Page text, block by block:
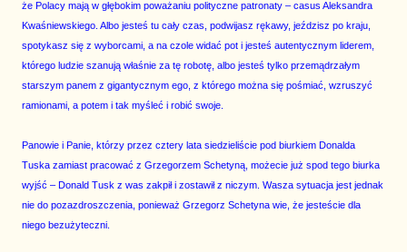
że Polacy mają w głębokim poważaniu polityczne patronaty – casus Aleksandra
Kwaśniewskiego. Albo jesteś tu cały czas, podwijasz rękawy, jeździsz po kraju,
spotykasz się z wyborcami, a na czole widać pot i jesteś autentycznym liderem,
którego ludzie szanują właśnie za tę robotę, albo jesteś tylko przemądrzałym
starszym panem z gigantycznym ego, z którego można się pośmiać, wzruszyć
ramionami, a potem i tak myśleć i robić swoje.
Panowie i Panie, którzy przez cztery lata siedzieliście pod biurkiem Donalda
Tuska zamiast pracować z Grzegorzem Schetyną, możecie już spod tego biurka
wyjść – Donald Tusk z was zakpił i zostawił z niczym. Wasza sytuacja jest jednak
nie do pozazdroszczenia, ponieważ Grzegorz Schetyna wie, że jesteście dla
niego bezużyteczni.